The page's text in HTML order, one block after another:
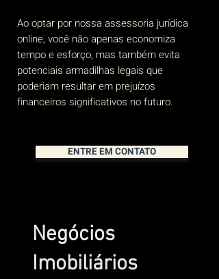
Ao optar por nossa assessoria jurídica
online, você não apenas economiza
tempo e esforço, mas também evita
potenciais armadilhas legais que
poderiam resultar em prejuízos
financeiros significativos no futuro.
ENTRE EM CONTATO
Negócios
Imobiliários